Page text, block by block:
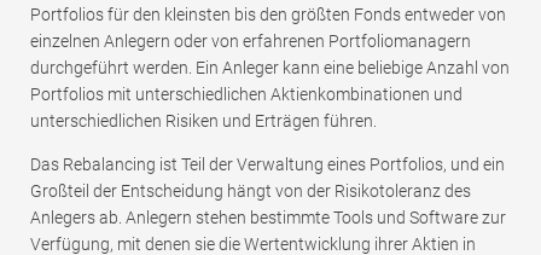
Portfolios für den kleinsten bis den größten Fonds entweder von
einzelnen Anlegern oder von erfahrenen Portfoliomanagern
durchgeführt werden. Ein Anleger kann eine beliebige Anzahl von
Portfolios mit unterschiedlichen Aktienkombinationen und
unterschiedlichen Risiken und Erträgen führen.
Das Rebalancing ist Teil der Verwaltung eines Portfolios, und ein
Großteil der Entscheidung hängt von der Risikotoleranz des
Anlegers ab. Anlegern stehen bestimmte Tools und Software zur
Verfügung, mit denen sie die Wertentwicklung ihrer Aktien in